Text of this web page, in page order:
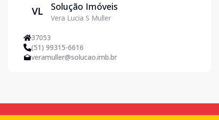
VL Solução Imóveis
Vera Lucia S Muller
37053
(51) 99315-6616
veramuller@solucao.imb.br